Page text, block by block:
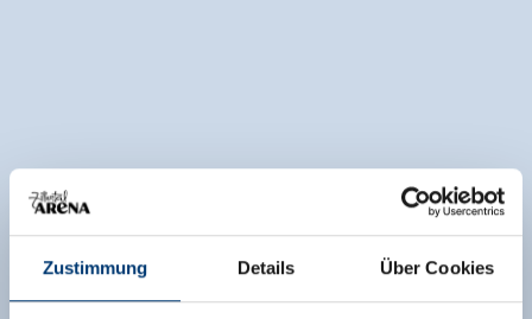
Zustimmung Details Über Cookies